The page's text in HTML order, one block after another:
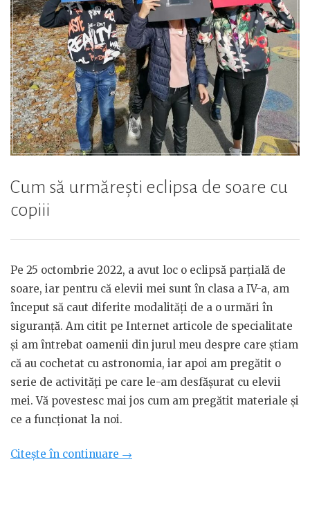
Cum să urmărești eclipsa de soare cu
copiii
Pe 25 octombrie 2022, a avut loc o eclipsă parțială de
soare, iar pentru că elevii mei sunt în clasa a IV-a, am
început să caut diferite modalități de a o urmări în
siguranță. Am citit pe Internet articole de specialitate
și am întrebat oamenii din jurul meu despre care știam
că au cochetat cu astronomia, iar apoi am pregătit o
serie de activități pe care le-am desfășurat cu elevii
mei. Vă povestesc mai jos cum am pregătit materiale și
ce a funcționat la noi.
Citește în continuare „Cum
→